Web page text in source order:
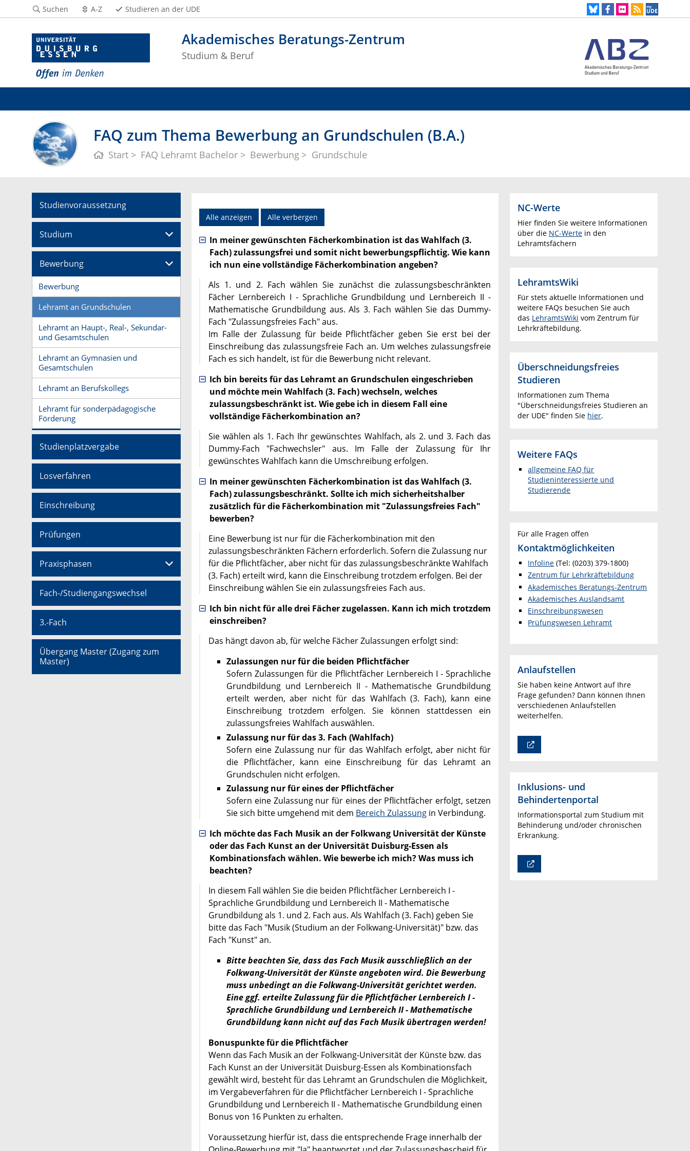
Akademisches Beratungs-Zentrum
Studium & Beruf
Suchen A-Z Studieren an der UDE
FAQ zum Thema Bewerbung an Grundschulen (B.A.)
Start FAQ Lehramt Bachelor Bewerbung Grundschule
Studienvoraussetzung
Studium
Bewerbung
Bewerbung
Lehramt an Grundschulen
Lehramt an Haupt-, Real-, Sekundar-
und Gesamtschulen
Lehramt an Gymnasien und
Gesamtschulen
Lehramt an Berufskollegs
Lehramt für sonderpädagogische
Förderung
Studienplatzvergabe
Losverfahren
Einschreibung
Prüfungen
Praxisphasen
Fach-/Studiengangswechsel
3.-Fach
Übergang Master (Zugang zum
Master)
Alle anzeigen Alle verbergen
In meiner gewünschten Fächerkombination ist das Wahlfach (3.
Fach) zulassungsfrei und somit nicht bewerbungspflichtig. Wie kann
ich nun eine vollständige Fächerkombination angeben?
Als 1. und 2. Fach wählen Sie zunächst die zulassungsbeschränkten
Fächer Lernbereich I - Sprachliche Grundbildung und Lernbereich II -
Mathematische Grundbildung aus. Als 3. Fach wählen Sie das Dummy-
Fach "Zulassungsfreies Fach" aus.
Im Falle der Zulassung für beide Pflichtfächer geben Sie erst bei der
Einschreibung das zulassungsfreie Fach an. Um welches zulassungsfreie
Fach es sich handelt, ist für die Bewerbung nicht relevant.
Ich bin bereits für das Lehramt an Grundschulen eingeschrieben
und möchte mein Wahlfach (3. Fach) wechseln, welches
zulassungsbeschränkt ist. Wie gebe ich in diesem Fall eine
vollständige Fächerkombination an?
Sie wählen als 1. Fach Ihr gewünschtes Wahlfach, als 2. und 3. Fach das
Dummy-Fach "Fachwechsler" aus. Im Falle der Zulassung für Ihr
gewünschtes Wahlfach kann die Umschreibung erfolgen.
In meiner gewünschten Fächerkombination ist das Wahlfach (3.
Fach) zulassungsbeschränkt. Sollte ich mich sicherheitshalber
zusätzlich für die Fächerkombination mit "Zulassungsfreies Fach"
bewerben?
Eine Bewerbung ist nur für die Fächerkombination mit den
zulassungsbeschränkten Fächern erforderlich. Sofern die Zulassung nur
für die Pflichtfächer, aber nicht für das zulassungsbeschränkte Wahlfach
(3. Fach) erteilt wird, kann die Einschreibung trotzdem erfolgen. Bei der
Einschreibung wählen Sie ein zulassungsfreies Fach aus.
Ich bin nicht für alle drei Fächer zugelassen. Kann ich mich trotzdem
einschreiben?
Das hängt davon ab, für welche Fächer Zulassungen erfolgt sind:
Zulassungen nur für die beiden Pflichtfächer
Sofern Zulassungen für die Pflichtfächer Lernbereich I - Sprachliche
Grundbildung und Lernbereich II - Mathematische Grundbildung
erteilt werden, aber nicht für das Wahlfach (3. Fach), kann eine
Einschreibung trotzdem erfolgen. Sie können stattdessen ein
zulassungsfreies Wahlfach auswählen.
Zulassung nur für das 3. Fach (Wahlfach)
Sofern eine Zulassung nur für das Wahlfach erfolgt, aber nicht für
die Pflichtfächer, kann eine Einschreibung für das Lehramt an
Grundschulen nicht erfolgen.
Zulassung nur für eines der Pflichtfächer
Sofern eine Zulassung nur für eines der Pflichtfächer erfolgt, setzen
Sie sich bitte umgehend mit dem Bereich Zulassung in Verbindung.
Ich möchte das Fach Musik an der Folkwang Universität der Künste
oder das Fach Kunst an der Universität Duisburg-Essen als
Kombinationsfach wählen. Wie bewerbe ich mich? Was muss ich
beachten?
In diesem Fall wählen Sie die beiden Pflichtfächer Lernbereich I -
Sprachliche Grundbildung und Lernbereich II - Mathematische
Grundbildung als 1. und 2. Fach aus. Als Wahlfach (3. Fach) geben Sie
bitte das Fach "Musik (Studium an der Folkwang-Universität)" bzw. das
Fach "Kunst" an.
Bitte beachten Sie, dass das Fach Musik ausschließlich an der
Folkwang-Universität der Künste angeboten wird. Die Bewerbung
muss unbedingt an die Folkwang-Universität gerichtet werden.
Eine ggf. erteilte Zulassung für die Pflichtfächer Lernbereich I -
Sprachliche Grundbildung und Lernbereich II - Mathematische
Grundbildung kann nicht auf das Fach Musik übertragen werden!
Bonuspunkte für die Pflichtfächer
Wenn das Fach Musik an der Folkwang-Universität der Künste bzw. das
Fach Kunst an der Universität Duisburg-Essen als Kombinationsfach
gewählt wird, besteht für das Lehramt an Grundschulen die Möglichkeit,
im Vergabeverfahren für die Pflichtfächer Lernbereich I - Sprachliche
Grundbildung und Lernbereich II - Mathematische Grundbildung einen
Bonus von 16 Punkten zu erhalten.
Voraussetzung hierfür ist, dass die entsprechende Frage innerhalb der
NC-Werte
Hier finden Sie weitere Informationen
über die NC-Werte in den
Lehramtsfächern
LehramtsWiki
Für stets aktuelle Informationen und
weitere FAQs besuchen Sie auch
das LehramtsWiki vom Zentrum für
Lehrkräftebildung.
Überschneidungsfreies
Studieren
Informationen zum Thema
"Überschneidungsfreies Studieren an
der UDE" finden Sie hier.
Weitere FAQs
allgemeine FAQ für
Studieninteressierte und
Studierende
Für alle Fragen offen
Kontaktmöglichkeiten
Infoline (Tel: (0203) 379-1800)
Zentrum für Lehrkräftebildung
Akademisches Beratungs-Zentrum
Akademisches Auslandsamt
Einschreibungswesen
Prüfungswesen Lehramt
Anlaufstellen
Sie haben keine Antwort auf Ihre
Frage gefunden? Dann können Ihnen
verschiedenen Anlaufstellen
weiterhelfen.
Inklusions- und
Behindertenportal
Informationsportal zum Studium mit
Behinderung und/oder chronischen
Erkrankung.